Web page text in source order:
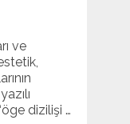
ve
dizilişi …